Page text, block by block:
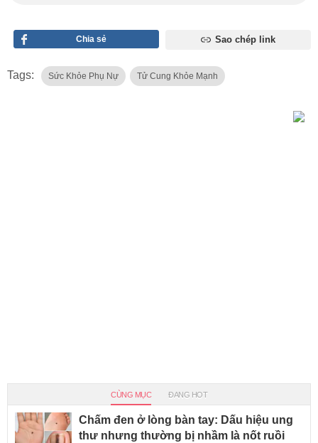
Chia sẻ Sao chép link
Tags: Sức Khỏe Phụ Nự Tử Cung Khỏe Mạnh
CÙNG MỤC ĐANG HOT
Chấm đen ở lòng bàn tay: Dấu hiệu ung
thư nhưng thường bị nhầm là nốt ruồi